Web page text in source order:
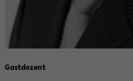
Gast­do­zent